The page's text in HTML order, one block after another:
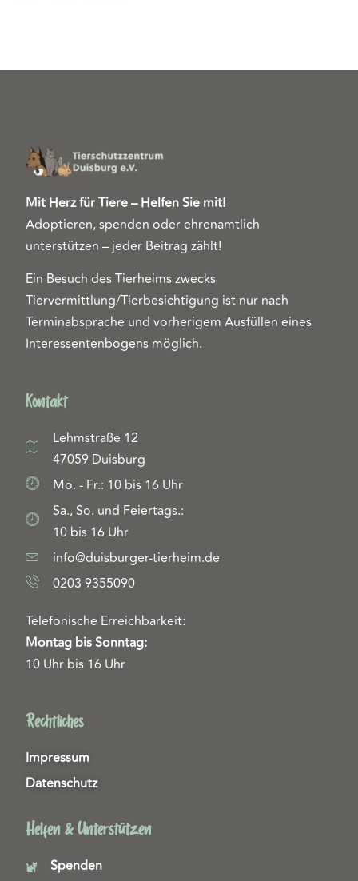
Mit Herz für Tiere – Helfen Sie mit!
Adoptieren, spenden oder ehrenamtlich
unterstützen – jeder Beitrag zählt!
Ein Besuch des Tierheims zwecks
Tiervermittlung/Tierbesichtigung ist nur nach
Terminabsprache und vorherigem Ausfüllen eines
Interessentenbogens möglich.
Kontakt
Lehmstraße 12
47059 Duisburg
Mo. - Fr.: 10 bis 16 Uhr
Sa., So. und Feiertags.:
10 bis 16 Uhr
info@duisburger-tierheim.de
0203 9355090
Telefonische Erreichbarkeit:
Montag bis Sonntag:
10 Uhr bis 16 Uhr
Rechtliches
Impressum
Datenschutz
Helfen & Unterstützen
Spenden